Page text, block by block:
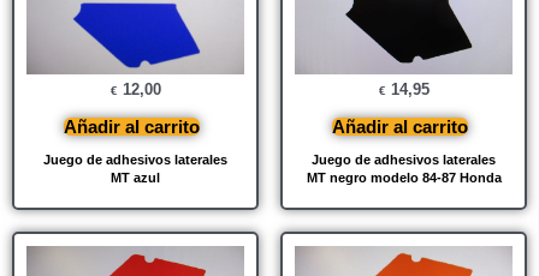
Juego de adhesivos laterales
MT azul
€ 12,00
Añadir al carrito
Juego de adhesivos laterales
MT negro modelo 84-87 Honda
€ 14,95
Añadir al carrito